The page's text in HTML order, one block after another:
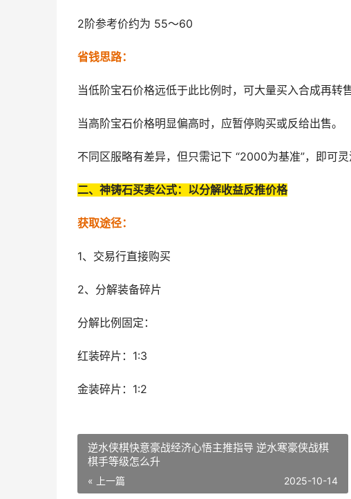
2阶参考价约为 55～60
省钱思路：
当低阶宝石价格远低于此比例时，可大量买入合成再转售
当高阶宝石价格明显偏高时，应暂停购买或反给出售。
不同区服略有差异，但只需记下 “2000为基准”，即可灵
二、神铸石买卖公式：以分解收益反推价格
获取途径：
1、交易行直接购买
2、分解装备碎片
分解比例固定：
红装碎片：1:3
金装碎片：1:2
逆水侠棋快意豪战经济心悟主推指导 逆水寒豪侠战棋
棋手等级怎么升
« 上一篇 2025-10-14